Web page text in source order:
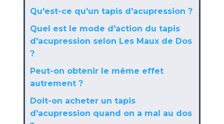
Qu'est-ce qu'un tapis d'acupression ?
Quel est le mode d'action du tapis
d'acupression selon Les Maux de Dos
?
Peut-on obtenir le même effet
autrement ?
Doit-on acheter un tapis
d'acupression quand on a mal au dos